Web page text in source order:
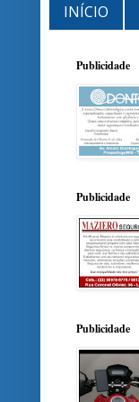
INÍCIO
Publicidade
Publicidade
Publicidade